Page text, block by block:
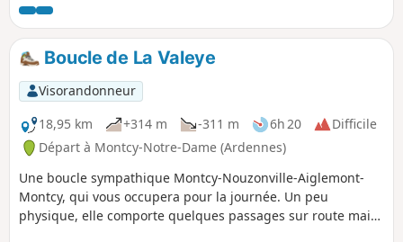
musée du linge. Autrefois, de nombreuses
maisons possédaient un lavoir et les
habitantes lavaient le linge des bourgeois
de Charleville. Montcy-Notre-Dame était
surnommée Montcy-les-Linges.
Boucle de La Valeye
Visorandonneur
18,95 km
+314 m -311 m 6h 20
Difficile
Départ à Montcy-Notre-Dame (Ardennes)
Une boucle sympathique Montcy-Nouzonville-Aiglemont-
Montcy, qui vous occupera pour la journée. Un peu
physique, elle comporte quelques passages sur route mais